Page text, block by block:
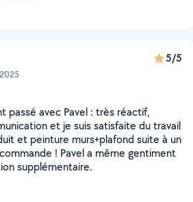
5/5
passé avec Pavel : très réactif,
et je suis satisfaite du travail
et peinture murs+plafond suite à un
! Pavel a même gentiment
supplémentaire.